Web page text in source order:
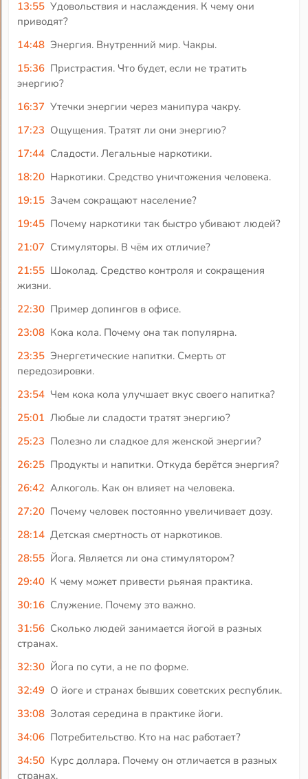
13:55 Удовольствия и наслаждения. К чему они
приводят?
14:48 Энергия. Внутренний мир. Чакры.
15:36 Пристрастия. Что будет, если не тратить
энергию?
16:37 Утечки энергии через манипура чакру.
17:23 Ощущения. Тратят ли они энергию?
17:44 Сладости. Легальные наркотики.
18:20 Наркотики. Средство уничтожения человека.
19:15 Зачем сокращают население?
19:45 Почему наркотики так быстро убивают людей?
21:07 Стимуляторы. В чём их отличие?
21:55 Шоколад. Средство контроля и сокращения
жизни.
22:30 Пример допингов в офисе.
23:08 Кока кола. Почему она так популярна.
23:35 Энергетические напитки. Смерть от
передозировки.
23:54 Чем кока кола улучшает вкус своего напитка?
25:01 Любые ли сладости тратят энергию?
25:23 Полезно ли сладкое для женской энергии?
26:25 Продукты и напитки. Откуда берётся энергия?
26:42 Алкоголь. Как он влияет на человека.
27:20 Почему человек постоянно увеличивает дозу.
28:14 Детская смертность от наркотиков.
28:55 Йога. Является ли она стимулятором?
29:40 К чему может привести рьяная практика.
30:16 Служение. Почему это важно.
31:56 Сколько людей занимается йогой в разных
странах.
32:30 Йога по сути, а не по форме.
32:49 О йоге и странах бывших советских республик.
33:08 Золотая середина в практике йоги.
34:06 Потребительство. Кто на нас работает?
34:50 Курс доллара. Почему он отличается в разных
странах.